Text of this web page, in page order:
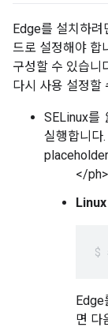
Edge를 설치하려
드로 설정해야 합
구성할 수 있습니
다시 사용 설정할
SELinux를
실행합니
</ph>
Linux
Edge
면 다